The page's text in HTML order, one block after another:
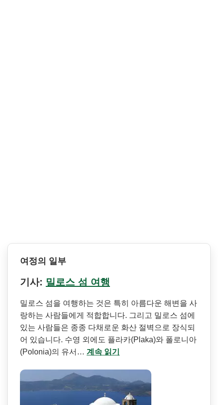
여정의 일부
기사: 밀로스 섬 여행
밀로스 섬을 여행하는 것은 특히 아름다운 해변을 사
랑하는 사람들에게 적합합니다. 그리고 밀로스 섬에
있는 사람들은 종종 다채로운 화산 절벽으로 장식되
어 있습니다. 수영 외에도 플라카(Plaka)와 폴로니아
(Polonia)의 유서… 계속 읽기